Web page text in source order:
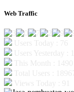
Web Traffic